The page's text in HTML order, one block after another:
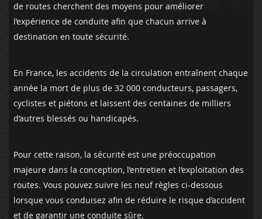
de routes cherchent des moyens pour améliorer
l’expérience de conduite afin que chacun arrive à
destination en toute sécurité.
En France, les accidents de la circulation entraînent chaque
année la mort de plus de 32 000 conducteurs, passagers,
cyclistes et piétons et laissent des centaines de milliers
d’autres blessés ou handicapés.
Pour cette raison, la sécurité est une préoccupation
majeure dans la conception, l’entretien et l’exploitation des
routes. Vous pouvez suivre les neuf règles ci-dessous
lorsque vous conduisez afin de réduire le risque d’accident
et de garantir une conduite sûre.